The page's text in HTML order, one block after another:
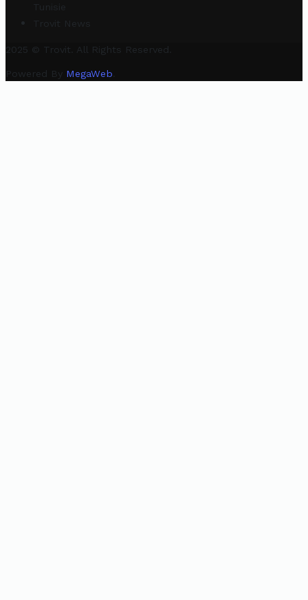
Tunisie
Trovit News
2025 © Trovit. All Rights Reserved.
Powered By MegaWeb